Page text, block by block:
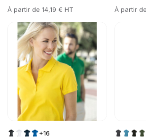
Prix
À partir de 14,19 € HT
Prix
À partir de
+16
Go to product page Go to